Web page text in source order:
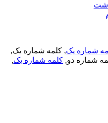
شماره یک, کلمه شماره یک,
شماره دو,کلمه شماره یک,